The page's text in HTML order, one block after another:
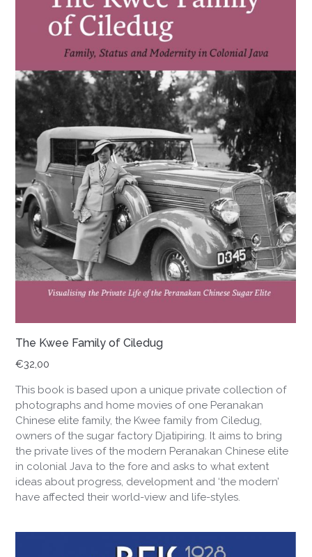
The Kwee Family of Ciledug
€32,00
This book is based upon a unique private collection of
photographs and home movies of one Peranakan
Chinese elite family, the Kwee family from Ciledug,
owners of the sugar factory Djatipiring. It aims to bring
the private lives of the modern Peranakan Chinese elite
in colonial Java to the fore and asks to what extent
ideas about progress, development and ‘the modern’
have affected their world-view and life-styles.